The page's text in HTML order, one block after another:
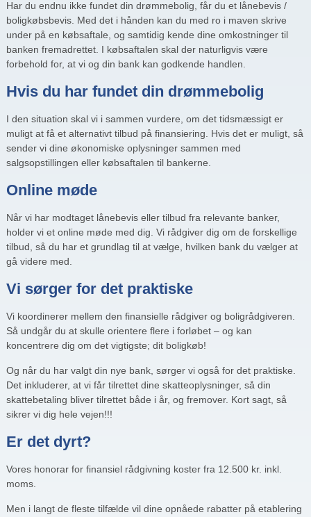
Har du endnu ikke fundet din drømmebolig, får du et lånebevis /
boligkøbsbevis. Med det i hånden kan du med ro i maven skrive
under på en købsaftale, og samtidig kende dine omkostninger til
banken fremadrettet. I købsaftalen skal der naturligvis være
forbehold for, at vi og din bank kan godkende handlen.
Hvis du harfundet din drømmebolig
I den situation skal vi i sammen vurdere, om det tidsmæssigt er
muligt at få et alternativt tilbud på finansiering. Hvis det er muligt, så
sender vi dine økonomiske oplysninger sammen med
salgsopstillingen eller købsaftalen til bankerne.
Online møde
Når vi har modtaget lånebevis eller tilbud fra relevante banker,
holder vi et online møde med dig. Vi rådgiver dig om de forskellige
tilbud, så du har et grundlag til at vælge, hvilken bank du vælger at
gå videre med.
Vi sørger for det praktiske
Vi koordinerer mellem den finansielle rådgiver og boligrådgiveren.
Så undgår du at skulle orientere flere i forløbet – og kan
koncentrere dig om det vigtigste; dit boligkøb!
Og når du har valgt din nye bank, sørger vi også for det praktiske.
Det inkluderer, at vi får tilrettet dine skatteoplysninger, så din
skattebetaling bliver tilrettet både i år, og fremover. Kort sagt, så
sikrer vi dig hele vejen!!!
Er det dyrt?
Vores honorar for finansiel rådgivning koster fra 12.500 kr. inkl.
moms.
Men i langt de fleste tilfælde vil dine opnåede rabatter på etablering